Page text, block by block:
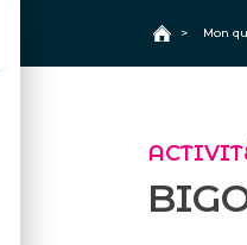
Accueil
> Mon